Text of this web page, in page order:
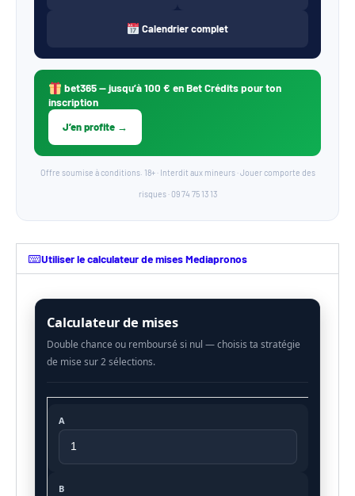
Calendrier complet
bet365— jusqu’à 100 € en Bet Crédits pour ton
inscription
J’en profite →
Offre soumise à conditions. 18+ · Interdit aux mineurs · Jouer comporte des
risques · 09 74 75 13 13
Utiliser le calculateur de mises Mediapronos
Calculateur de mises
A
B